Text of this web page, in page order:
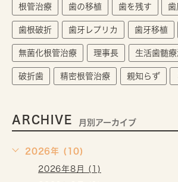
根管治療 歯の移植 歯を残す 歯
歯根破折 歯牙レプリカ 歯牙移植
無菌化根管治療 理事長 生活歯髄療
破折歯 精密根管治療 親知らず
ARCHIVE 月別アーカイブ
2026年 (10)
2026年8月 (1)